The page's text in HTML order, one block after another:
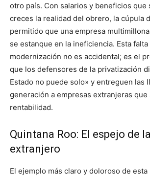
otro país. Con salarios y beneficios que
creces la realidad del obrero, la cúpula
permitido que una empresa
se estanque en la ineficiencia. Esta falta
modernización no es accidental; es el
que los defensores de la privatización
Estado no puede solo» y entreguen las
generación a empresas extranjeras que
rentabilidad.
Quintana Roo: El espejo de
extranjero
El ejemplo más claro y doloroso de